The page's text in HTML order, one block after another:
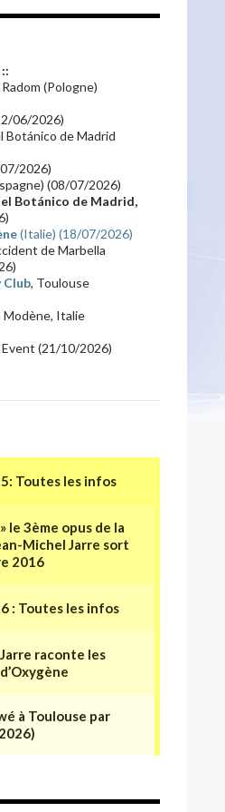
Disques rares
de Recherche Musicale
(17) Chronologie(16)
Les concerts en Chine (16)
Belgique
Collaborations 70's(14)
Inter(14)
(Pologne)
06/2026)
Botánico de Madrid
2026)
(08/07/2026)
Botánico de Madrid,
(Italie) (18/07/2026)
de Marbella
Club, Toulouse
Modène, Italie
(21/10/2026)